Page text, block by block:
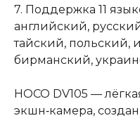
7. Поддержка 11
английский,
тайский, польский,
бирманский,
HOCO DV105 —
экшн‑камера,